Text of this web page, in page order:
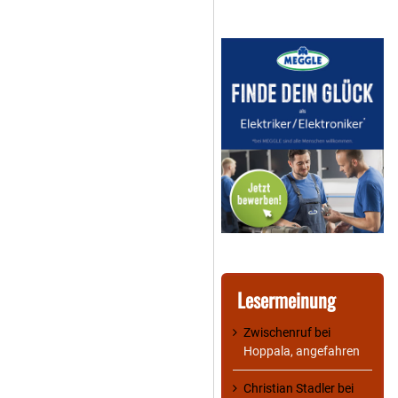
Lesermeinung
Zwischenruf bei
Hoppala, angefahren
Christian Stadler bei